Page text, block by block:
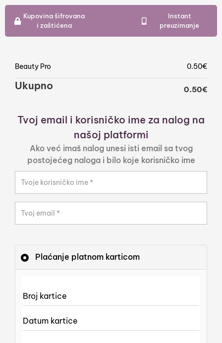
Kupovina šifrovana
i zaštićena
Instant
preuzimanje
Tvoj email i korisničko ime za nalog na
našoj platformi
Ako već imaš nalog unesi isti email sa tvog
postojećeg naloga i bilo koje korisničko ime
Tvoje korisničko ime*
Tvoj email *
Plaćanje platnom karticom
Broj kartice
Datum kartice
Beauty Pro 0.50€
Ukupno 0.50€